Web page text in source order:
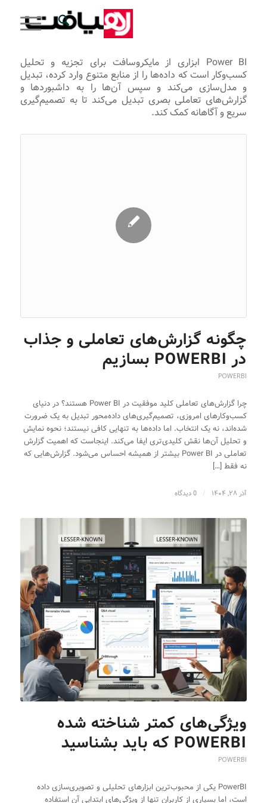
Power BI ابزاری از مایکروسافت برای تجزیه و تحلیل
کسب‌وکار است که داده‌ها را از منابع متنوع وارد کرده، تبدیل
و مدل‌سازی می‌کند و سپس آن‌ها را به داشبوردها و
گزارش‌های تعاملی بصری تبدیل می‌کند تا به تصمیم‌گیری
سریع و آگاهانه کمک کند.
چگونه گزارش‌های تعاملی و جذاب
در POWERBI بسازیم
POWERBI
چرا گزارش‌های تعاملی کلید موفقیت در Power BI هستند؟ در دنیای
کسب‌وکارهای امروزی، تصمیم‌گیری‌های داده‌محور تبدیل به یک ضرورت
شده‌اند، نه یک انتخاب. اما داده‌ها به تنهایی کافی نیستند؛ نحوه نمایش
و تحلیل آن‌ها نقش کلیدی‌تری ایفا می‌کند. اینجاست که اهمیت گزارش
تعاملی در Power BI بیشتر از همیشه احساس می‌شود. گزارش‌هایی که
نه فقط […]
آذر ۲۸, ۱۴۰۴ / 0 دیدگاه
ویژگی‌های کمتر شناخته شده
POWERBI که باید بشناسید
POWERBI
PowerBI یکی از محبوب‌ترین ابزارهای تحلیلی و تصویری‌سازی داده
است، اما بسیاری از کاربران تنها از ویژگی‌های ابتدایی آن استفاده